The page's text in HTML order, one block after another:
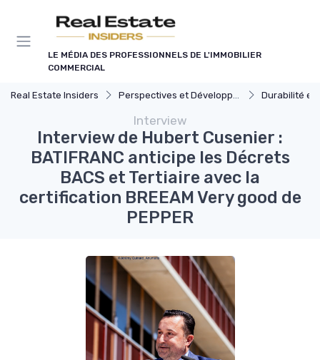
LE MÉDIA DES PROFESSIONNELS DE L'IMMOBILIER
COMMERCIAL
Real Estate Insiders Perspectives et Développement Durable Durabilité et
Interview
Interview de Hubert Cusenier :
BATIFRANC anticipe les Décrets
BACS et Tertiaire avec la
certification BREEAM Very good de
PEPPER